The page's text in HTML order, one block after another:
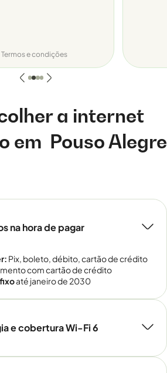
Termos e condições
a internet
em Pouso Alegre
na hora de pagar
Pix, boleto, débito, cartão de crédito
com cartão de crédito
até janeiro de 2030
e cobertura Wi-Fi 6